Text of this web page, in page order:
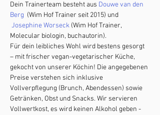
Dein Trainerteam besteht aus Douwe van den
Berg (Wim Hof Trainer seit 2015) und
Josephine Worseck (Wim Hof Trainer,
Molecular biologin, buchautorin).
Für dein leibliches Wohl wird bestens gesorgt
– mit frischer vegan-vegetarischer Küche,
gekocht von unserer Köchin! Die angegebenen
Preise verstehen sich inklusive
Vollverpflegung (Brunch, Abendessen) sowie
Getränken, Obst und Snacks. Wir servieren
Vollwertkost, es wird keinen Alkohol geben -